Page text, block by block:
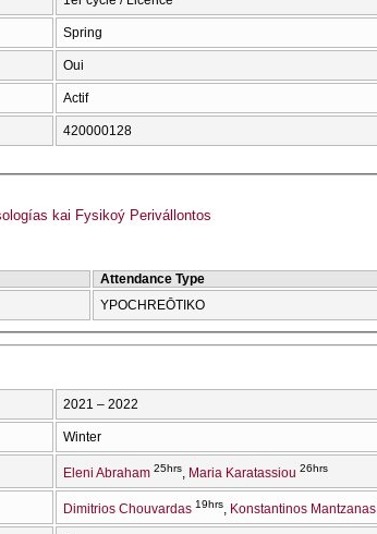
Spring
Oui
Actif
420000128
kai Fysikoý Perivállontos
Attendance Type
YPOCΗREŌTIKO
2021 – 2022
Winter
Eleni Abraham 25hrs Maria Karatassiou 26hrs
Dimitrios Chouvardas 19hrs Konstantinos Mantzanas